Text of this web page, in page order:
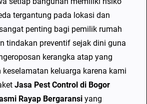
tergantung pada lokasi dan
penting bagi pemilik rumah
tindakan preventif sejak dini guna
kerangka atap yang
keluarga karena kami
Jasa Pest Control di Bogor
Rayap Bergaransi yang